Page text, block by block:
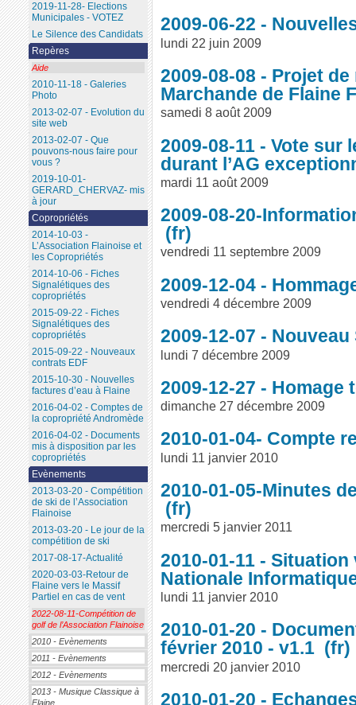
2009-06-22 -
lundi 22 juin 2009
2009-08-08 - Projet
Marchande de Flaine
samedi 8 août 2009
2009-08-11 - Vote sur
durant l’AG
mardi 11 août 2009
2009-08-20-
vendredi 11 septembre 2009
2009-12-04 -
vendredi 4 décembre 2009
2009-12-07 -
lundi 7 décembre 2009
2009-12-27 -
dimanche 27 décembre 2009
2010-01-04- Compte
lundi 11 janvier 2010
2010-01-05-Minutes
mercredi 5 janvier 2011
2010-01-11 -
Nationale
lundi 11 janvier 2010
2010-01-20 -
février 2010 - v1.1
mercredi 20 janvier 2010
2010-01-20 -
2019-11-28- Elections
Municipales - VOTEZ
Le Silence des Candidats
Repères
Aide
2010-11-18 - Galeries
Photo
2013-02-07 - Evolution du
site web
2013-02-07 - Que
pouvons-nous faire pour
vous ?
2019-10-01-
GERARD_CHERVAZ- mis
à jour
Copropriétés
2014-10-03 -
L’Association Flainoise et
les Copropriétés
2014-10-06 - Fiches
Signalétiques des
copropriétés
2015-09-22 - Fiches
Signalétiques des
copropriétés
2015-09-22 - Nouveaux
contrats EDF
2015-10-30 - Nouvelles
factures d’eau à Flaine
2016-04-02 - Comptes de
la copropriété Andromède
2016-04-02 - Documents
mis à disposition par les
copropriétés
Evènements
2013-03-20 - Compétition
de ski de l’Association
Flainoise
2013-03-20 - Le jour de la
compétition de ski
2017-08-17-Actualité
2020-03-03-Retour de
Flaine vers le Massif
Partiel en cas de vent
2022-08-11-Compétition de
golf de l’Association Flainoise
2010 - Evènements
2011 - Evènements
2012 - Evènements
2013 - Musique Classique à
Flaine